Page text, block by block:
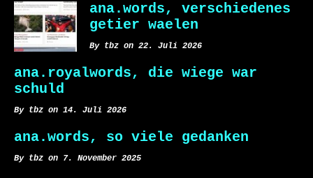
ana.words, verschiedenes
getier waelen
By tbz on 22. Juli 2026
ana.royalwords, die wiege war
schuld
By tbz on 14. Juli 2026
ana.words, so viele gedanken
By tbz on 7. November 2025